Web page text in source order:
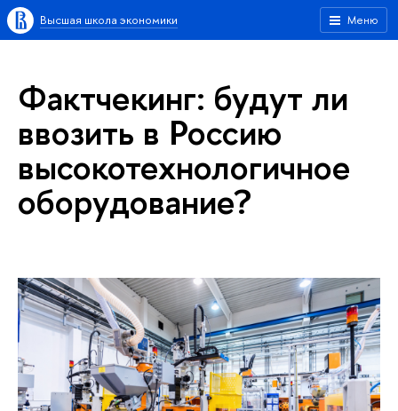
Меню
Высшая школа экономики
Фактчекинг: будут ли
ввозить в Россию
высокотехнологичное
оборудование?